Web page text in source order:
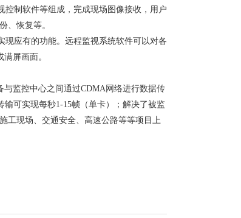
控制软件等组成，完成现场图像接收，用户
、恢复等。
应有的功能。远程监视系统软件可以对各
屏画面。
监控中心之间通过CDMA网络进行数据传
可实现每秒1-15帧（单卡）；解决了被监
工现场、交通安全、高速公路等等项目上